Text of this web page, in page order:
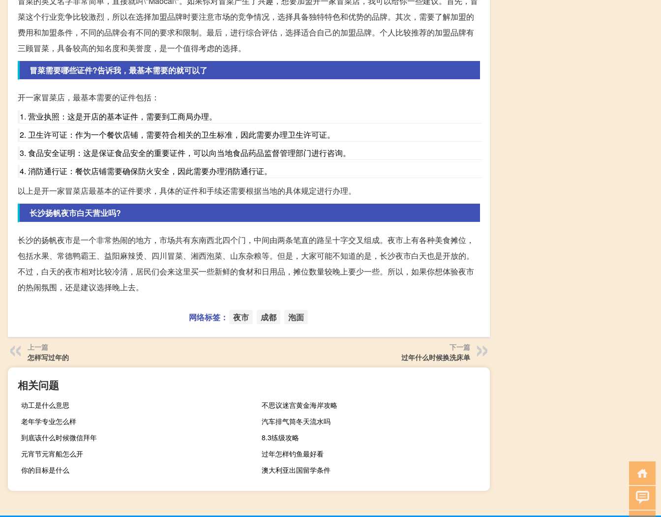
菜这个行业竞争比较激烈，所以在选择加盟品牌时要注意市场的竞争情况，选择具备独特特色和优势的品牌。其次，需要了解加盟的
费用和加盟条件，不同的品牌会有不同的要求和限制。最后，进行综合评估，选择适合自己的加盟品牌。个人比较推荐的加盟品牌有
三顾冒菜，具备较高的知名度和美誉度，是一个值得考虑的选择。
冒菜需要哪些证件?告诉我，最基本需要的就可以了
开一家冒菜店，最基本需要的证件包括：
1. 营业执照：这是开店的基本证件，需要到工商局办理。
2. 卫生许可证：作为一个餐饮店铺，需要符合相关的卫生标准，因此需要办理卫生许可证。
3. 食品安全证明：这是保证食品安全的重要证件，可以向当地食品药品监督管理部门进行咨询。
4. 消防通行证：餐饮店铺需要确保防火安全，因此需要办理消防通行证。
以上是开一家冒菜店最基本的证件要求，具体的证件和手续还需要根据当地的具体规定进行办理。
长沙扬帆夜市白天营业吗?
长沙的扬帆夜市是一个非常热闹的地方，市场共有东南西北四个门，中间由两条笔直的路呈十字交叉组成。夜市上有各种美食摊位，
包括水果、常德鸭霸王、益阳麻辣烫、四川冒菜、湘西泡菜、山东杂粮等。但是，大家可能不知道的是，长沙夜市白天也是开放的。
不过，白天的夜市相对比较冷清，居民们会来这里买一些新鲜的食材和日用品，摊位数量较晚上要少一些。所以，如果你想体验夜市
的热闹氛围，还是建议选择晚上去。
网络标签： 夜市 成都 泡面
上一篇
怎样写过年的
下一篇
过年什么时候换洗床单
相关问题
动工是什么意思
不思议迷宫黄金海岸攻略
老年学专业怎么样
汽车排气筒冬天流水吗
到底该什么时候微信拜年
8.3练级攻略
元宵节元宵船怎么开
过年怎样钓鱼最好看
你的目标是什么
澳大利亚出国留学条件